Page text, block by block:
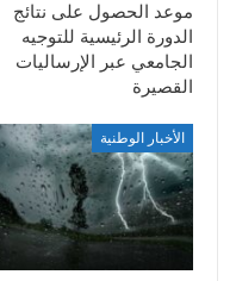
موعد الحصول على نتائج
الدورة الرئيسية للتوجيه
الجامعي عبر الإرساليات
القصيرة
الأخبار الوطنية